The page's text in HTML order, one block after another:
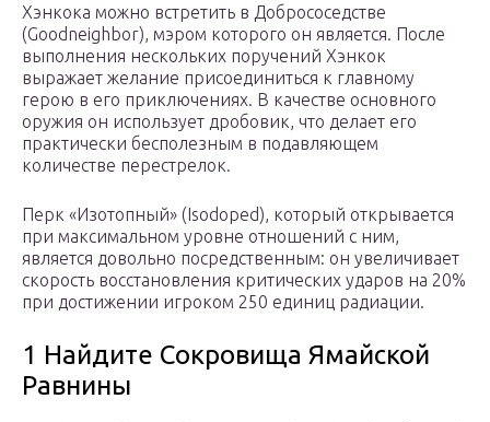
Хэнкока можно встретить в Добрососедстве
(Goodneighbor), мэром которого он является. После
выполнения нескольких поручений Хэнкок
выражает желание присоединиться к главному
герою в его приключениях. В качестве основного
оружия он использует дробовик, что делает его
практически бесполезным в подавляющем
количестве перестрелок.
Перк «Изотопный» (Isodoped), который открывается
при максимальном уровне отношений с ним,
является довольно посредственным: он увеличивает
скорость восстановления критических ударов на 20%
при достижении игроком 250 единиц радиации.
1 Найдите Сокровища Ямайской
Равнины